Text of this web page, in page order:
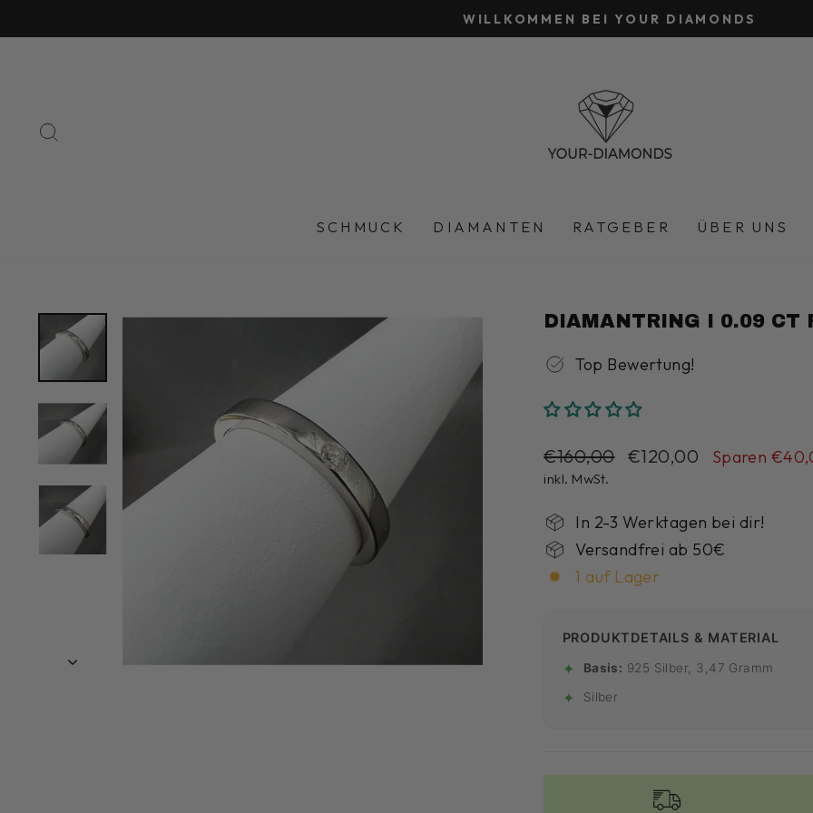
zum
Pause
WILLKOMMEN BEI YOUR DIAMONDS
SCHMUCK DIAMANTEN RATGEBER ÜBER UNS
DIAMANTRING I 0.09 CT
Top Bewertung!
Normaler
Preis
€160,00 Sonderpreis
€120,00 Sparen
inkl. MwSt.
In 2-3 Werktagen bei dir!
Versandfrei ab 50€
1 auf Lager
PRODUKTDETAILS & MATERIAL
✦ Basis: 925 Silber, 3,47 Gramm
✦ Silber